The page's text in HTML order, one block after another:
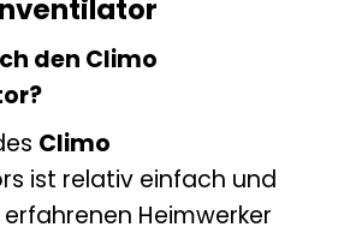
den Climo
Climo
ist relativ einfach und
Heimwerker